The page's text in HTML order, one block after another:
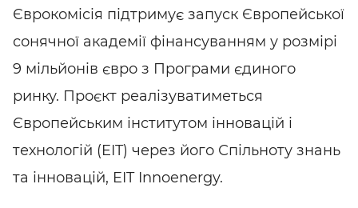
Єврокомісія підтримує запуск Європейської
сонячної академії фінансуванням у розмірі
9 мільйонів євро з Програми єдиного
ринку. Проєкт реалізуватиметься
Європейським інститутом інновацій і
технологій (EIT) через його Спільноту знань
та інновацій, EIT Innoenergy.